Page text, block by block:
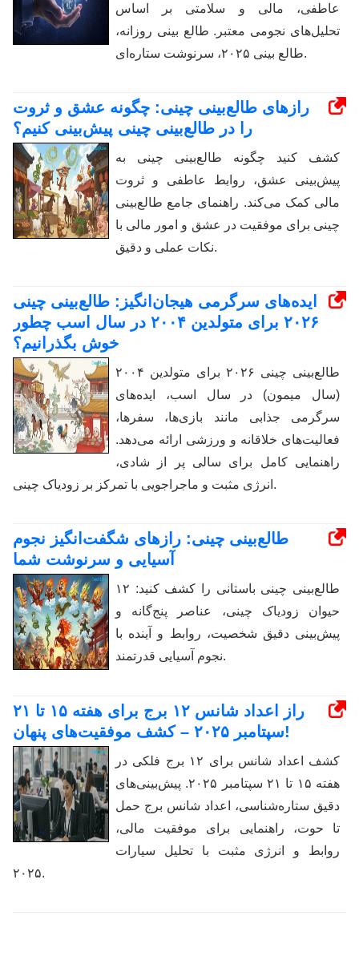
عاطفی، مالی و سلامتی بر اساس
تحلیل‌های نجومی معتبر. طالع بینی روزانه،
طالع بینی ۲۰۲۵، سرنوشت ستاره‌ای.
رازهای طالع‌بینی چینی: چگونه عشق و ثروت
را در طالع‌بینی چینی پیش‌بینی کنیم؟
کشف کنید چگونه طالع‌بینی چینی به
پیش‌بینی عشق، روابط عاطفی و ثروت
مالی کمک می‌کند. راهنمای جامع طالع‌بینی
چینی برای موفقیت در عشق و امور مالی با
نکات عملی و دقیق.
ایده‌های سرگرمی هیجان‌انگیز: طالع‌بینی چینی
۲۰۲۶ برای متولدین ۲۰۰۴ در سال اسب چطور
خوش بگذرانیم؟
طالع‌بینی چینی ۲۰۲۶ برای متولدین ۲۰۰۴
(سال میمون) در سال اسب، ایده‌های
سرگرمی جذابی مانند بازی‌ها، سفرها،
فعالیت‌های خلاقانه و ورزشی ارائه می‌دهد.
راهنمایی کامل برای سالی پر از شادی،
انرژی مثبت و ماجراجویی با تمرکز بر زودیاک چینی.
طالع‌بینی چینی: رازهای شگفت‌انگیز نجوم
آسیایی و سرنوشت شما
طالع‌بینی چینی باستانی را کشف کنید: ۱۲
حیوان زودیاک چینی، عناصر پنج‌گانه و
پیش‌بینی دقیق شخصیت، روابط و آینده با
نجوم آسیایی قدرتمند.
راز اعداد شانس ۱۲ برج برای هفته ۱۵ تا ۲۱
سپتامبر ۲۰۲۵ – کشف موفقیت‌های پنهان!
کشف اعداد شانس برای ۱۲ برج فلکی در
هفته ۱۵ تا ۲۱ سپتامبر ۲۰۲۵. پیش‌بینی‌های
دقیق ستاره‌شناسی، اعداد شانس برج حمل
تا حوت، راهنمایی برای موفقیت مالی،
روابط و انرژی مثبت با تحلیل سیارات
۲۰۲۵.